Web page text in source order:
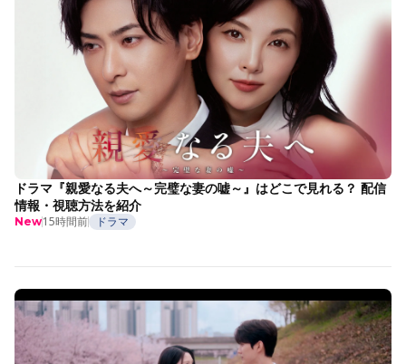
ドラマ『親愛なる夫へ～完璧な妻の嘘～』はどこで見れる？ 配信
情報・視聴方法を紹介
New15時間前 ドラマ